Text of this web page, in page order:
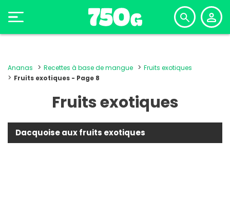
Ananas Recettes à base de mangue
Fruits exotiques
Fruits exotiques - Page 8
Fruits exotiques
Dacquoise aux fruits exotiques